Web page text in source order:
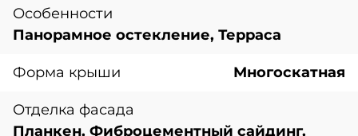
Особенности
Панорамное остекление, Терраса
Форма крыши Многоскатная
Отделка фасада
Планкен, Фиброцементный сайдинг,